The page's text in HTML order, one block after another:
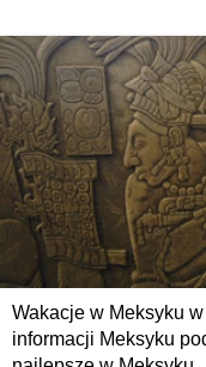
Wakacje w Meksyku
informacji Meksyku